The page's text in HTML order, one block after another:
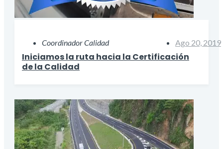
Coordinador Calidad Ago 20, 2019
Iniciamos la ruta hacia la Certificación
de la Calidad